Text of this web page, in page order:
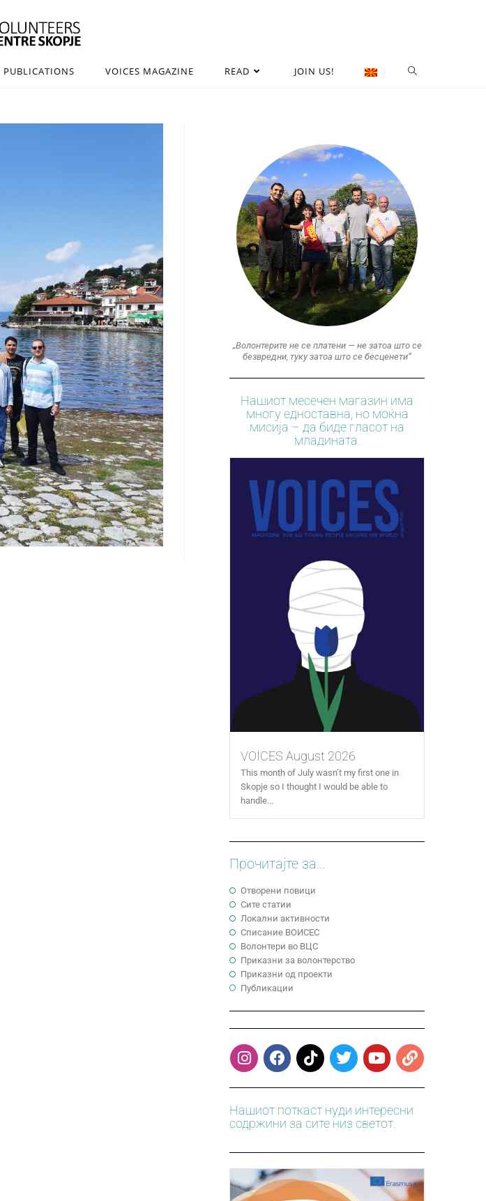
PUBLICATIONS VOICES MAGAZINE READ JOIN US!
„Волонтерите не се платени — не затоа што се
безвредни, туку затоа што се бесценети“
Нашиот месечен магазин има
многу едноставна, но моќна
мисија – да биде гласот на
младината.
VOICES August 2026
This month of July wasn’t my first one in
Skopje so I thought I would be able to
handle...
Прочитајте за...
Отворени повици
Сите статии
Локални активности
Cписание ВОИСЕС
Волонтери во ВЦС
Приказни за волонтерство
Приказни од проекти
Публикации
Нашиот поткаст нуди интересни
содржини за сите низ светот.